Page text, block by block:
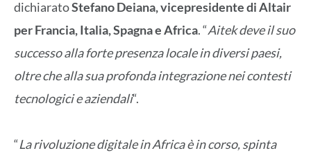
dichiaratoStefano Deiana, vicepresidente di Altair
per Francia, Italia, Spagna e Africa. “Aitek deve il suo
successo alla forte presenza locale in diversi paesi,
oltre che alla sua profonda integrazione nei contesti
tecnologici e aziendali“.
“La rivoluzione digitale in Africa è in corso, spinta